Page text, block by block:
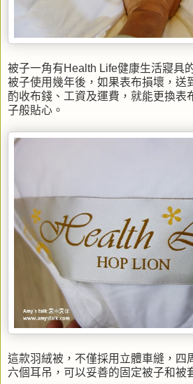
被子一角有Health Life健康生活寢具
被子使用幾年後，如果表布損壞，送
酌收布錢、工資及運費，就能更換表
子般貼心。
這款羽絨被，不僅採用立體車縫，四
六個耳吊，可以妥善的固定被子和被